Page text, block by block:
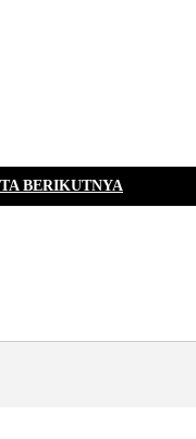
BERIKUTNYA